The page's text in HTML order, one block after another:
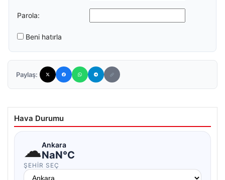
Parola:
Beni hatırla
Paylaş:
Hava Durumu
☁Ankara
NaN°C
ŞEHIR SEÇ